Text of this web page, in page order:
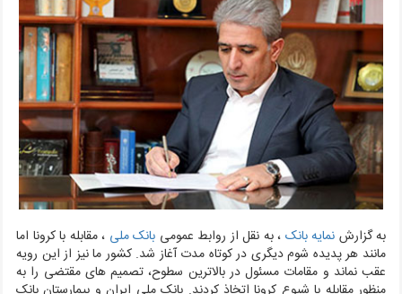
به گزارشنمایه بانک، به نقل از روابط عمومیبانک ملی، مقابله با کرونا اما
مانند هر پدیده شوم دیگری در کوتاه مدت آغاز شد. کشور ما نیز از این رویه
عقب نماند و مقامات مسئول در بالاترین سطوح، تصمیم های مقتضی را به